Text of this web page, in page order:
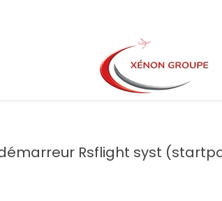
Demande de devis
démarreur Rsflight syst